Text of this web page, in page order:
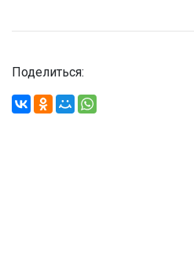
Поделиться: